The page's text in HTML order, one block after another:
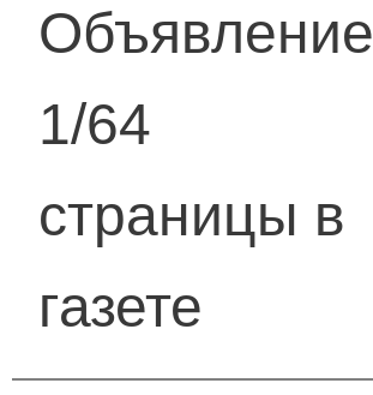
Объявление
1/64
страницы в
газете